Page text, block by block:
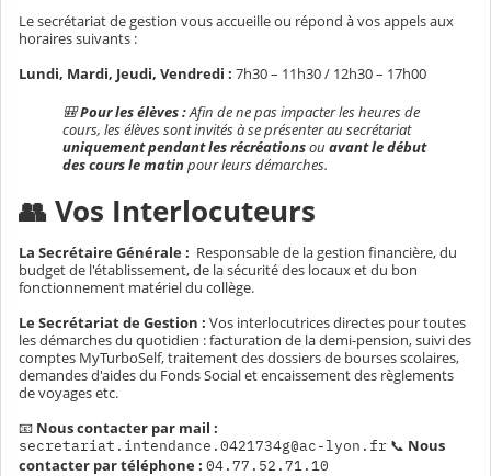
Le secrétariat de gestion vous accueille ou répond à vos appels aux
horaires suivants :
Lundi, Mardi, Jeudi, Vendredi : 7h30 – 11h30 / 12h30 – 17h00
🎒Pour les élèves :Afin de ne pas impacter les heures de
cours, les élèves sont invités à se présenter au secrétariat
uniquement pendant les récréationsou avant le début
des cours le matinpour leurs démarches.
👥 Vos Interlocuteurs
La Secrétaire Générale : Responsable de la gestion financière, du
budget de l'établissement, de la sécurité des locaux et du bon
fonctionnement matériel du collège.
Le Secrétariat de Gestion : Vos interlocutrices directes pour toutes
les démarches du quotidien : facturation de la demi-pension, suivi des
comptes MyTurboSelf, traitement des dossiers de bourses scolaires,
demandes d'aides du Fonds Social et encaissement des règlements
de voyages etc.
📧 Nous contacter par mail :
secretariat.intendance.0421734g@ac-lyon.fr 📞 Nous
contacter par téléphone : 04.77.52.71.10